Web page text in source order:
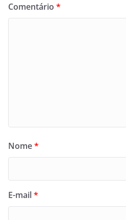
Comentário *
Nome*
E-mail*